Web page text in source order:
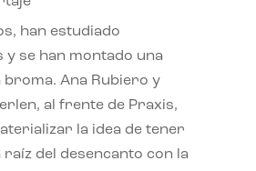
han estudiado
y se han montado una
Ana Rubiero y
al frente de Praxis,
la idea de tener
del desencanto con la